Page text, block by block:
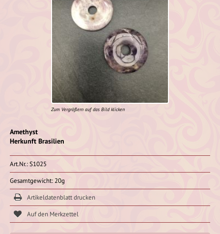
Zum Vergrößern auf das Bild klicken
Amethyst
Herkunft Brasilien
Art.Nr.: S1025
Gesamtgewicht: 20g
Artikeldatenblatt drucken